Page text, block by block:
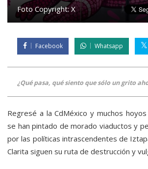
Foto Copyright:X
Facebook Whatsapp
¿Qué pasa, qué siento que sólo un grito
Regresé a la CdMéxico y muchos
se han pintado de morado viaductos y
por las políticas intrascendentes de
Clarita siguen su ruta de destrucción y